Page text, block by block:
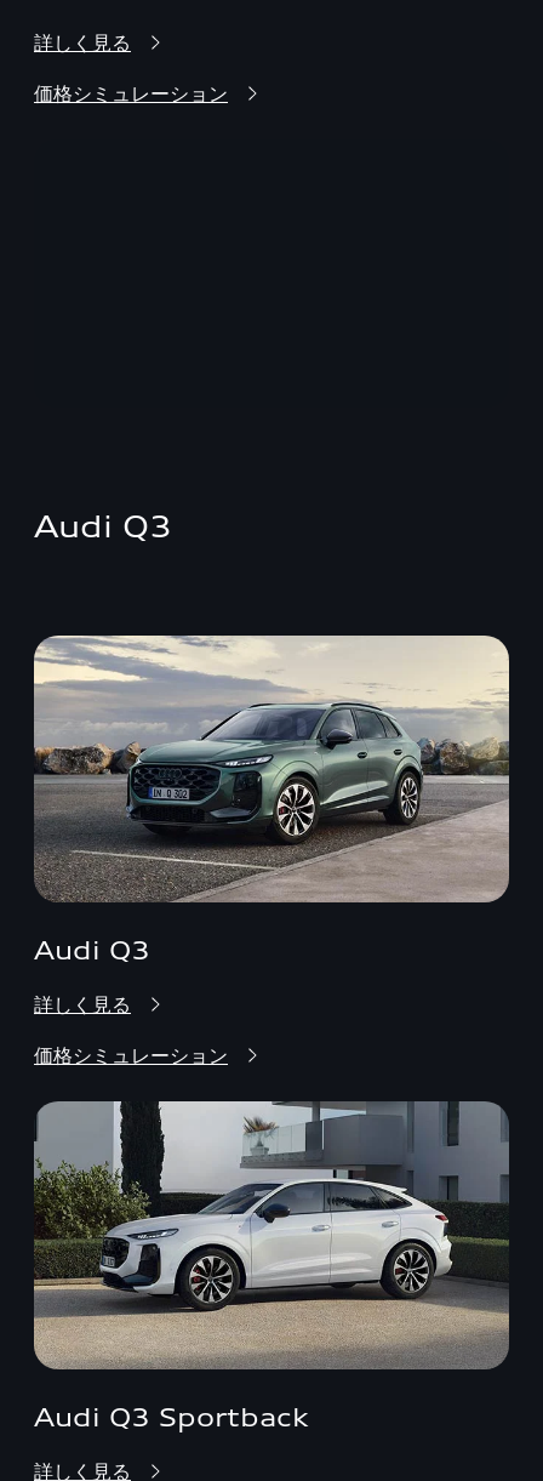
詳しく見る
価格シミュレーション
Audi Q3
Audi Q3
詳しく見る
価格シミュレーション
Audi Q3 Sportback
詳しく見る